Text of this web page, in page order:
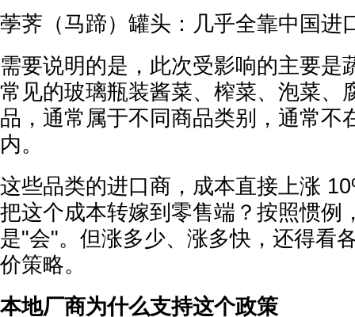
荸荠（马蹄）罐头：几乎全靠中国进
需要说明的是，此次受影响的主要是
常见的玻璃瓶装酱菜、榨菜、泡菜、
品，通常属于不同商品类别，通常不
内。
这些品类的进口商，成本直接上涨
把这个成本转嫁到零售端？按照惯例
是"会"。但涨多少、涨多快，还得看
价策略。
本地厂商为什么支持这个政策